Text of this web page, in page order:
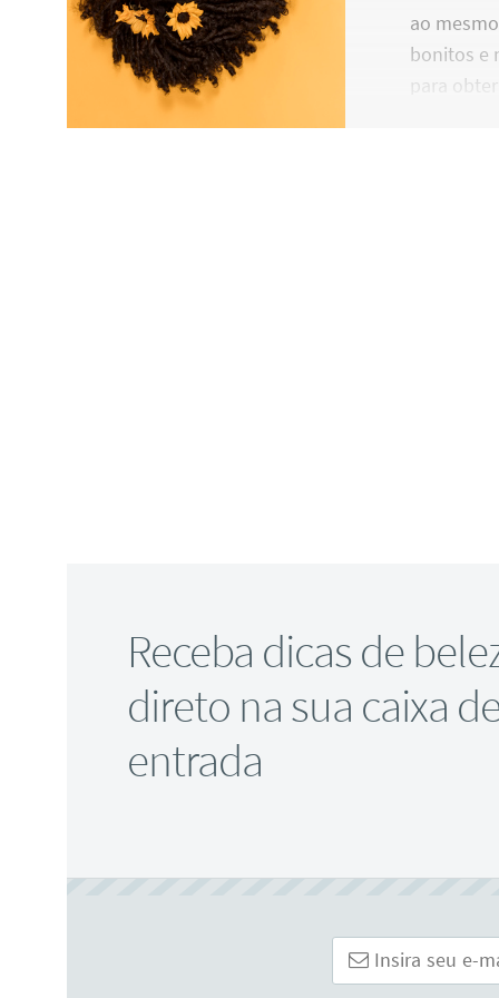
ao
bonitos e
para
Receba dicas de
direto na sua caixa
entrada